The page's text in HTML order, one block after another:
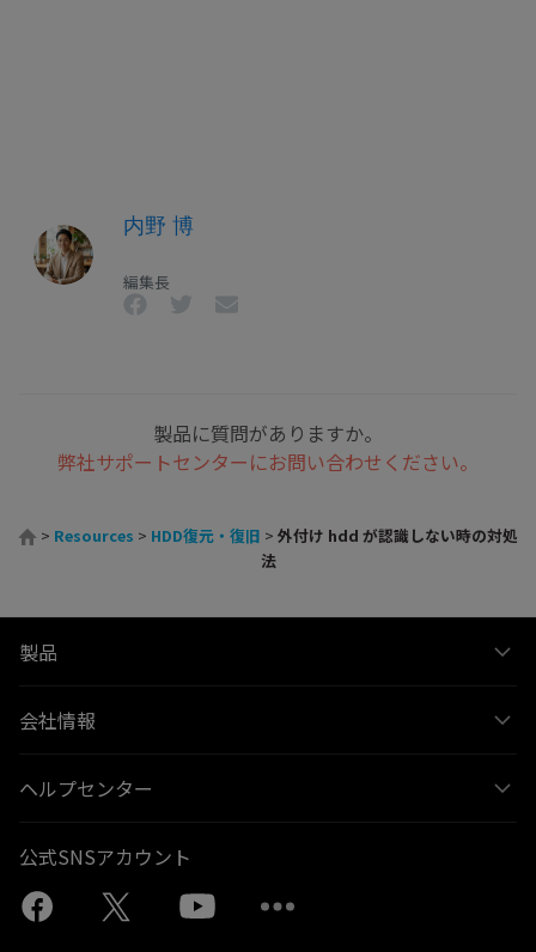
内野 博
編集長
製品に質問がありますか。
弊社サポートセンターにお問い合わせください。
> Resources > HDD復元・復旧 > 外付け hdd が認識しない時の対処
法
製品
会社情報
ヘルプセンター
公式SNSアカウント